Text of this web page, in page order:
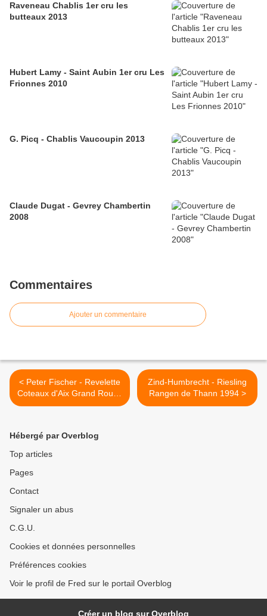
Raveneau Chablis 1er cru les
butteaux 2013
Hubert Lamy - Saint Aubin 1er cru Les
Frionnes 2010
G. Picq - Chablis Vaucoupin 2013
Claude Dugat - Gevrey Chambertin
2008
Commentaires
Ajouter un commentaire
< Peter Fischer - Revelette
Coteaux d'Aix Grand Rouge
2006
Zind-Humbrecht - Riesling
Rangen de Thann 1994 >
Hébergé par Overblog
Top articles
Pages
Contact
Signaler un abus
C.G.U.
Cookies et données personnelles
Préférences cookies
Voir le profil de Fred sur le portail Overblog
Créer un blog sur Overblog